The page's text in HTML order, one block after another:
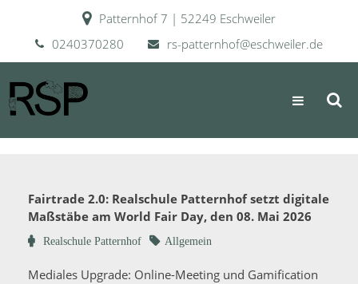
Patternhof 7 | 52249 Eschweiler
0240370280
rs-patternhof@eschweiler.de
Fairtrade 2.0: Realschule Patternhof setzt digitale
Maßstäbe am World Fair Day, den 08. Mai 2026
Mai
Realschule Patternhof Allgemein
Mediales Upgrade: Online-Meeting und Gamification